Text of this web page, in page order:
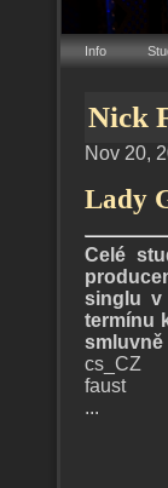
Info
Nick
Nov 20,
Lady
Celé
singlu v
termínu
smluvně
cs_CZ
faust
...